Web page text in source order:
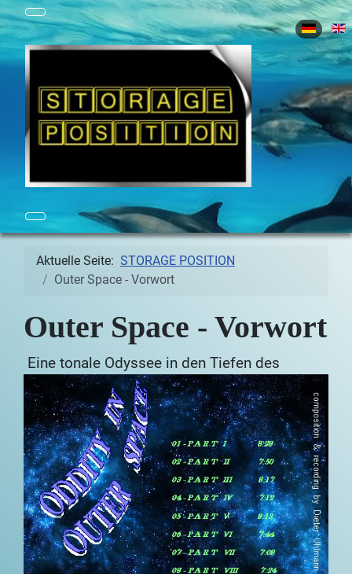
Sprache
Aktuelle Seite: STORAGE POSITION
Outer Space - Vorwort
Outer Space - Vorwort
Eine tonale Odyssee in den Tiefen des